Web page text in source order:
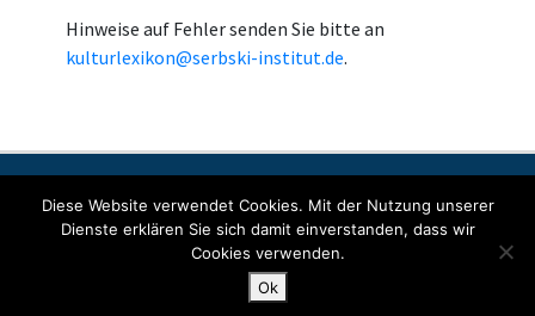
Hinweise auf Fehler senden Sie bitte an
kulturlexikon@serbski-institut.de.
© Copyright 2022 SORABICON. All Rights Reserved.
Diese Website verwendet Cookies. Mit der Nutzung unserer
Dienste erklären Sie sich damit einverstanden, dass wir
Cookies verwenden.
Ok